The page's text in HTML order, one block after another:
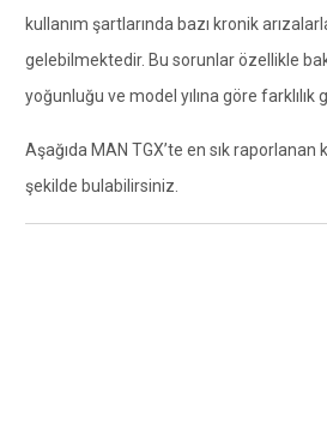
kullanım şartlarında bazı kronik
gelebilmektedir. Bu sorunlar özellikle
yoğunluğu ve model yılına göre farklılık
Aşağıda MAN TGX’te en sık raporlanan
şekilde bulabilirsiniz.